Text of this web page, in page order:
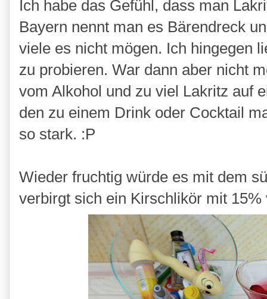
Ich habe das Gefühl, dass man
Bayern nennt man es Bärendreck
viele es nicht mögen. Ich hingegen
zu probieren. War dann aber nicht
vom Alkohol und zu viel Lakritz auf
den zu einem Drink oder Cocktail
so stark. :P
Wieder fruchtig würde es mit dem
verbirgt sich ein Kirschlikör mit 15%